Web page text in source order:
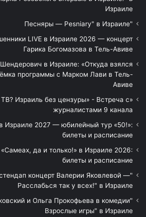
Израиле
"Песняры — Pesniary" в Израиле
LIVE в Израиле 2026 — концерт
Гарика Богомазова в Тель-Авиве
в Израиле: «Откуда взялся
программы с Марком Лави в Тель-
Авиве
ТВ? Израиль без цензуры» - Встреча с
журналистами 9 канала
Израиле 2027 — юбилейный тур «50!»:
билеты и расписание
да и только!» в Израиле 2026:
билеты и расписание
концерт Валерии Яковлевой —
Расслабься так у всех!" в Израиле
и Ольга Прокофьева в комедии
Взрослые игры" в Израиле